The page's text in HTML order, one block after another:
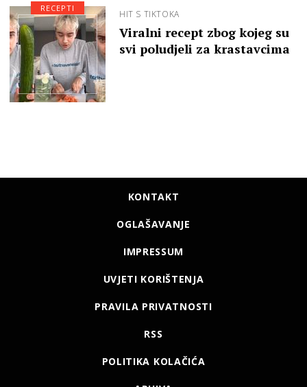
HIT S TIKTOKA
Viralni recept zbog kojeg su
svi poludjeli za krastavcima
RECEPTI
KONTAKT
OGLAŠAVANJE
IMPRESSUM
UVJETI KORIŠTENJA
PRAVILA PRIVATNOSTI
RSS
POLITIKA KOLAČIĆA